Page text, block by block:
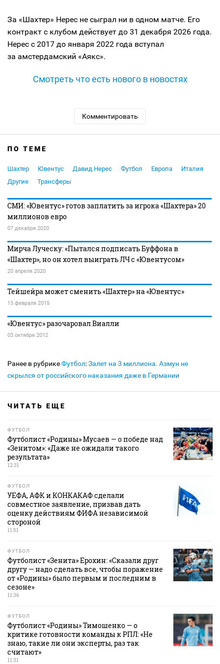
За «Шахтер» Нерес не сыграл ни в одном матче. Его
контракт с клубом действует до 31 декабря 2026 года.
Нерес с 2017 до января 2022 года вступал
за амстердамский «Аякс».
Смотреть что есть нового в новостях
Комментировать
ПО ТЕМЕ
Шахтер Ювентус Давид Нерес Футбол Европа
Италия
Другие
Трансферы
СМИ: «Ювентус» готов заплатить за игрока «Шахтера» 20
миллионов евро
07 декабря 2020
Мирча Луческу: «Пытался подписать Буффона в
«Шахтер», но он хотел выиграть ЛЧ с «Ювентусом»
20 апреля 2020
Тейшейра может сменить «Шахтер» на «Ювентус»
15 февраля 2015
«Ювентус» разочаровал Виалли
03 октября 2012
Ранее в рубрикеФутбол:Залет на 3 миллиона. Азмун не
скрылся от российского наказания даже в Германии
ЧИТАТЬ ЕЩЕ
ФУТБОЛ
Футболист «Родины» Мусаев — о победе над
«Зенитом»: «Даже не ожидали такого
результата»
12:31
ФУТБОЛ
УЕФА, АФК и КОНКАКАФ сделали
совместное заявление, призвав дать
оценку действиям ФИФА независимой
стороной
11:51
ФУТБОЛ
Футболист «Зенита» Ерохин: «Сказали друг
другу — надо сделать все, чтобы поражение
от «Родины» было первым и последним в
сезоне»
11:36
ФУТБОЛ
Футболист «Родины» Тимошенко — о
критике готовности команды к РПЛ: «Не
знаю, такие ли они эксперты, раз так
считают»
11:31